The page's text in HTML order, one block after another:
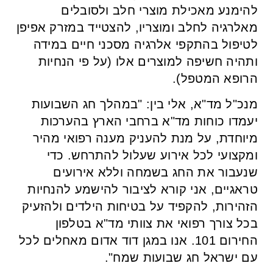
להימנע מאכילת מוצרי חלב ולסובלים
מאלרגיה לחלב ומוצריו, להצטייד במזרק אפיפן
לטיפול בהתקפי אלרגיה מסכני חיים במידה
ותהיה חשיפה למוצרים אלו (על פי הנחיות
הרופא המטפל).
מנכ"ל מד"א, אלי בין: "במהלך חג השבועות
יעמדו כוחות מד"א ברחבי הארץ בהערכות
מיוחדת, על מנת להעניק מענה רפואי מהיר
ומקצועי לכל אירוע שעלול להתרחש. כדי
שנעבור את החג בשמחה וללא אירועים
טראגיים, אני קורא לציבור להישמע להנחיות
הזהירות, להקפיד על בטיחות הילדים ולהזעיק
בכל צורך רפואי את צוותי מד"א בטלפון
החירום 101. אנו במגן דוד אדום מאחלים לכל
עם ישראל חג שבועות שמח".